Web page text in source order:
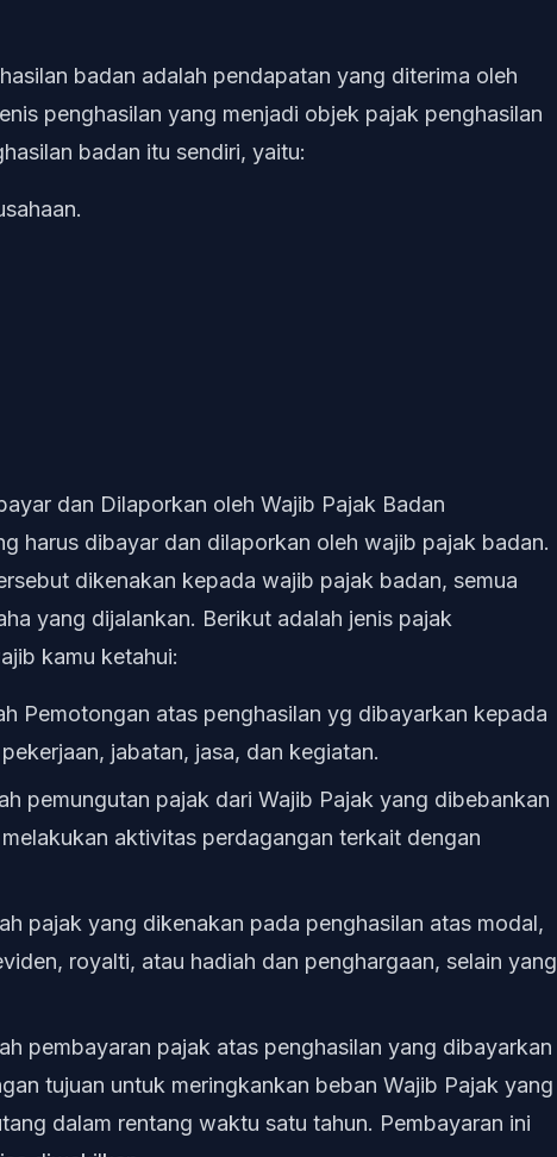
badan adalah pendapatan yang diterima oleh
penghasilan yang menjadi objek pajak penghasilan
badan itu sendiri, yaitu:
dan Dilaporkan oleh Wajib Pajak Badan
harus dibayar dan dilaporkan oleh wajib pajak badan.
dikenakan kepada wajib pajak badan, semua
yang dijalankan. Berikut adalah jenis pajak
kamu ketahui:
Pemotongan atas penghasilan yg dibayarkan kepada
jabatan, jasa, dan kegiatan.
pemungutan pajak dari Wajib Pajak yang dibebankan
aktivitas perdagangan terkait dengan
pajak yang dikenakan pada penghasilan atas modal,
royalti, atau hadiah dan penghargaan, selain yang
pembayaran pajak atas penghasilan yang dibayarkan
tujuan untuk meringkankan beban Wajib Pajak yang
dalam rentang waktu satu tahun. Pembayaran ini